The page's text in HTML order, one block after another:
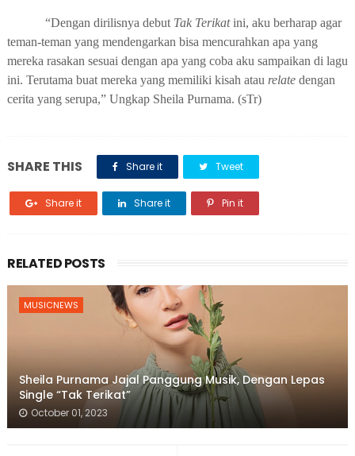
“Dengan dirilisnya debut Tak Terikatini, aku berharap agar
teman-teman yang mendengarkan bisa mencurahkan apa yang
mereka rasakan sesuai dengan apa yang coba aku sampaikan di lagu
ini. Terutama buat mereka yang memiliki kisah atau relatedengan
cerita yang serupa,” Ungkap Sheila Purnama. (sTr)
SHARE THIS Share it Tweet
Share it Share it Pin it
RELATED POSTS
MUSICNEWS
Sheila Purnama Jajal Panggung Musik, Dengan Lepas
Single “Tak Terikat”
October 01, 2023